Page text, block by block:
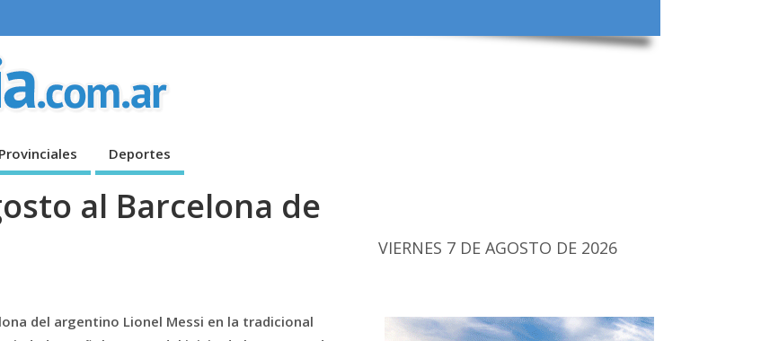
Provinciales Deportes
al Barcelona de
del argentino Lionel Messi en la tradicional
VIERNES 7 DE AGOSTO DE 2026